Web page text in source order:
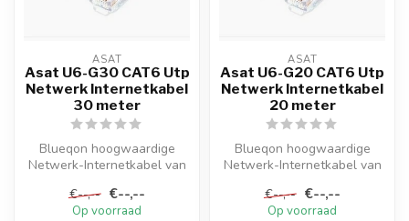
ASAT
Asat U6-G30 CAT6 Utp
Netwerk Internetkabel
30 meter
Blueqon hoogwaardige
Netwerk-Internetkabel van
aanslu...
€--,-- €--,--
Op voorraad
ASAT
Asat U6-G20 CAT6 Utp
Netwerk Internetkabel
20 meter
Blueqon hoogwaardige
Netwerk-Internetkabel van
aanslu...
€--,-- €--,--
Op voorraad